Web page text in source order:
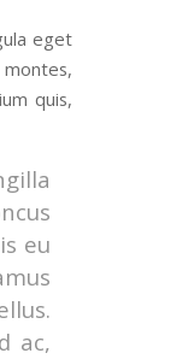
eget
quis,
eu
ac,